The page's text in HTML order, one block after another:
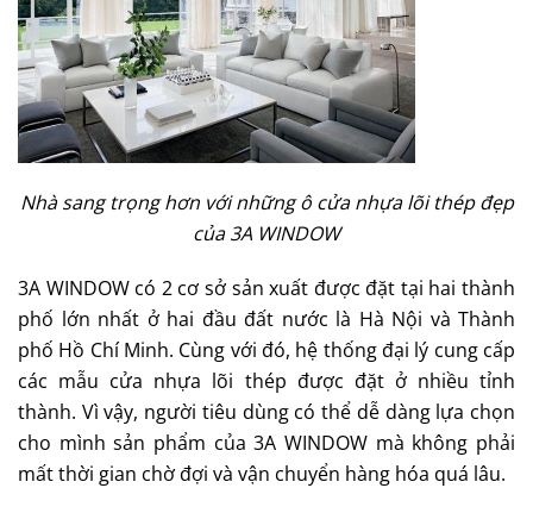
Nhà sang trọng hơn với những ô cửa nhựa lõi thép đẹp
của 3A WINDOW
3A WINDOW có 2 cơ sở sản xuất được đặt tại hai thành
phố lớn nhất ở hai đầu đất nước là Hà Nội và Thành
phố Hồ Chí Minh. Cùng với đó, hệ thống đại lý cung cấp
các mẫu cửa nhựa lõi thép được đặt ở nhiều tỉnh
thành. Vì vậy, người tiêu dùng có thể dễ dàng lựa chọn
cho mình sản phẩm của3A WINDOW mà không phải
mất thời gian chờ đợi và vận chuyển hàng hóa quá lâu.